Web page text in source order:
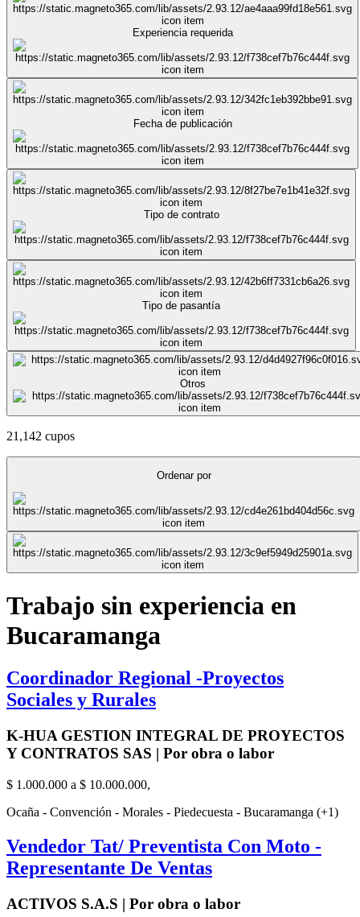
Experiencia requerida
Fecha de publicación
Tipo de contrato
Tipo de pasantía
Otros
21,142 cupos
Ordenar por
Trabajo sin experiencia en
Bucaramanga
Coordinador Regional -Proyectos
Sociales y Rurales
K-HUA GESTION INTEGRAL DE PROYECTOS
Y CONTRATOS SAS | Por obra o labor
$ 1.000.000 a $ 10.000.000,
Ocaña - Convención - Morales - Piedecuesta - Bucaramanga (+1)
Vendedor Tat/ Preventista Con Moto -
Representante De Ventas
ACTIVOS S.A.S | Por obra o labor